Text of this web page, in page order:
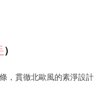
）
，貫徹北歐風的素淨設計